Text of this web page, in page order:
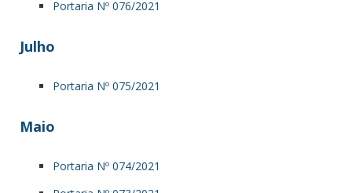
Portaria Nº 076/2021
Julho
Portaria Nº 075/2021
Maio
Portaria Nº 074/2021